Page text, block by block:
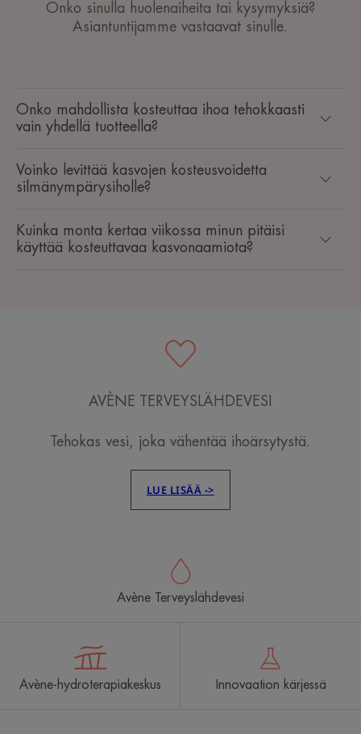
Onko sinulla huolenaiheita tai kysymyksiä?
Asiantuntijamme vastaavat sinulle.
Onko mahdollista kosteuttaa ihoa tehokkaasti
vain yhdellä tuotteella?
Voinko levittää kasvojen kosteusvoidetta
silmänympärysiholle?
Kuinka monta kertaa viikossa minun pitäisi
käyttää kosteuttavaa kasvonaamiota?
AVÈNE TERVEYSLÄHDEVESI
Tehokas vesi, joka vähentää ihoärsytystä.
LUE LISÄÄ ->
Avène Terveyslähdevesi
Avène-hydroterapiakeskus Innovaation kärjessä